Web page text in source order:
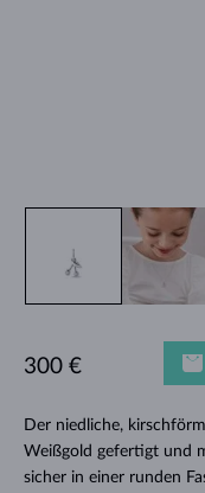
Der niedliche,
Weißgold gefertigt und
sicher in einer runden
300 €